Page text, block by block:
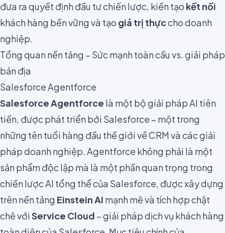
đưa ra quyết định đầu tư chiến lược, kiến tạo kết nối
khách hàng bền vững và tạo giá trị thựccho doanh
nghiệp.
Tổng quan nền tảng – Sức mạnh toàn cầu vs. giải pháp
bản địa
Salesforce Agentforce
Salesforce Agentforce là một bộ giải pháp AI tiên
tiến, được phát triển bởi Salesforce – một trong
những tên tuổi hàng đầu thế giới về CRM và các giải
pháp doanh nghiệp. Agentforce không phải là một
sản phẩm độc lập mà là một phần quan trọng trong
chiến lược AI tổng thể của Salesforce, được xây dựng
trên nền tảng Einstein AI mạnh mẽ và tích hợp chặt
chẽ vớiService Cloud – giải pháp dịch vụ khách hàng